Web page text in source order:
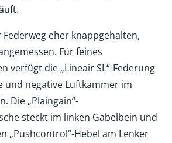
eher knappgehalten,
Für feines
verfügt die „Lineair SL“-Federung
und negative Luftkammer im
Die „Plaingain“-
steckt im linken Gabelbein und
„Pushcontrol“-Hebel am Lenker